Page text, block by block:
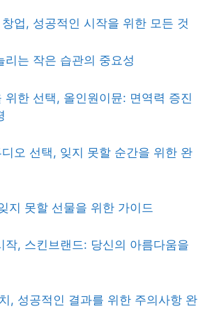
업, 성공적인 시작을 위한 모든 것
리는 작은 습관의 중요성
위한 선택, 올인원이뮨: 면역력 증진
오 선택, 잊지 못할 순간을 위한 완
지 못할 선물을 위한 가이드
작, 스킨브랜드: 당신의 아름다움을
, 성공적인 결과를 위한 주의사항 완